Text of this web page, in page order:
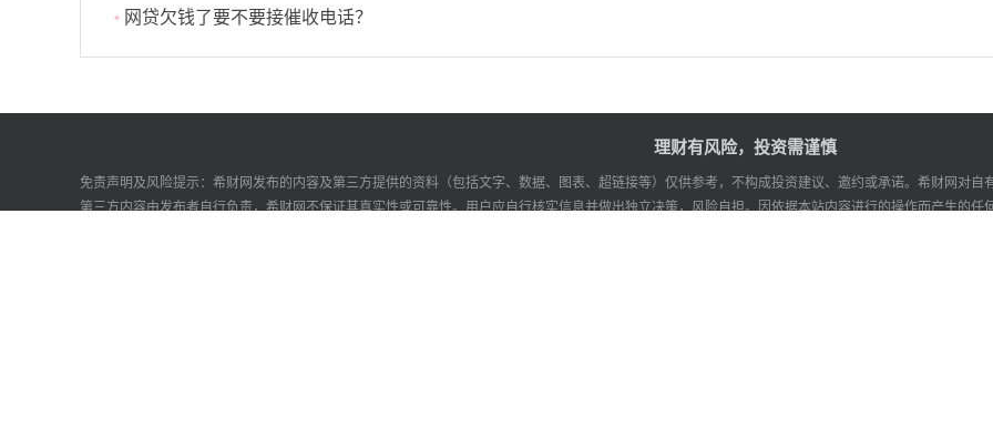
• 网贷欠钱了要不要接催收电话？
理财有风险，投资需谨慎
免责声明及风险提示：希财网发布的内容及第三方提供的资料（包括文字、数据、图表、超链接等）仅供参考，不构成投资建议、邀约或承诺。希财网对自
第三方内容由发布者自行负责，希财网不保证其真实性或可靠性。用户应自行核实信息并做出独立决策，风险自担。因依据本站内容进行的操作而产生的